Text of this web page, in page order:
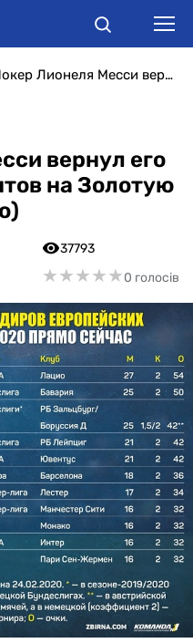
Покер Лионеля Месси вернул его в число претендентов на Золотую бутсу сезона (фото)
вернул его
на Золотую
37793
★★★★★
★★★★★0 голосів